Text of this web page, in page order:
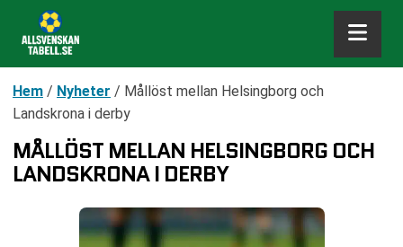
Hem / Nyheter / Mållöst mellan Helsingborg och
Landskrona i derby
MÅLLÖST MELLAN HELSINGBORG OCH
LANDSKRONA I DERBY